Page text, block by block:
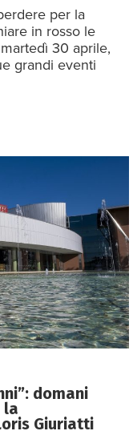
per la
in rosso le
30 aprile,
grandi eventi
domani
la
Giuriatti